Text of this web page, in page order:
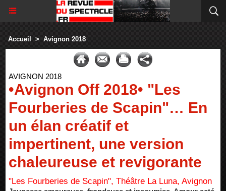
Accueil > Avignon 2018
AVIGNON 2018
•Avignon Off 2018• "Les
Fourberies de Scapin"… En
un élan créatif et
impertinent, une version
chaleureuse et revigorante
"Les Fourberies de Scapin", Théâtre La Luna, Avignon